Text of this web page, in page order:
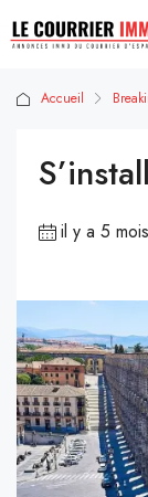
Accueil
il y a 5 mois